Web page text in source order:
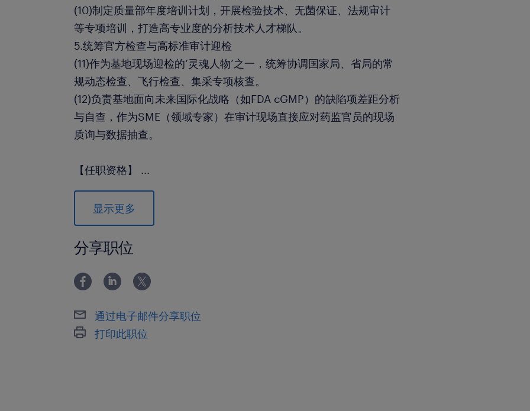
(10)制定质量部年度培训计划，开展检验技术、无菌保证、法规审计
等专项培训，打造高专业度的分析技术人才梯队。
5.统筹官方检查与高标准审计迎检
(11)作为基地现场迎检的‘灵魂人物’之一，统筹协调国家局、省局的常
规动态检查、飞行检查、集采专项核查。
(12)负责基地面向未来国际化战略（如FDA cGMP）的缺陷项差距分析
与自查，作为SME（领域专家）在审计现场直接应对药监官员的现场
质询与数据抽查。
【任职资格】 ...
1.教育背景：药学、分析化学、制药工程、化学相关专业，统招本科及
以上学历。
2.工作经验：10年以上大型药企质量管理实战经验，其中必须包含5年
以上化药制剂或高品质原料药企业QC经理/实验室主管的团队管理经
验。
3.核心技能：
(1)熟练操作及维护HPLC、GC、UV、IR等精密分析仪器，对复杂色谱
图谱分析、杂质谱控制、溶出度评价具有深厚的技术功底。
(2)精通分析方法验证方案的建立（根据ICH Q2指南）以及清洁验证
显示更多
分享职位
通过电子邮件分享职位
打印此职位